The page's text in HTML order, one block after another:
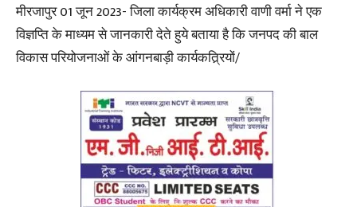
मीरजापुर 01 जून 2023- जिला कार्यक्रम अधिकारी वाणी वर्मा ने एक
विज्ञप्ति के माध्यम से जानकारी देते हुये बताया है कि जनपद की बाल
विकास परियोजनाओं के आंगनबाड़ी कार्यकत्र्रियों/